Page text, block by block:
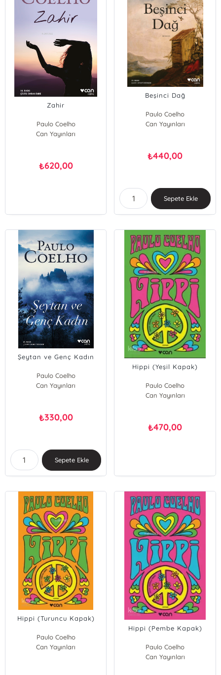
Zahir
Paulo Coelho
Can Yayınları
₺620,00
Beşinci Dağ
Paulo Coelho
Can Yayınları
₺440,00
Sepete Ekle
Şeytan ve Genç Kadın
Paulo Coelho
Can Yayınları
₺330,00
Sepete Ekle
Hippi (Yeşil Kapak)
Paulo Coelho
Can Yayınları
₺470,00
Hippi (Turuncu Kapak)
Paulo Coelho
Can Yayınları
Hippi (Pembe Kapak)
Paulo Coelho
Can Yayınları